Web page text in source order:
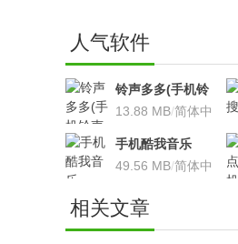
人气软件
铃声多多(手机铃
声软件)v8.7.66 安
13.88 MB/简体中
手机酷我音乐
V9.2.3.5 安卓版
49.56 MB/简体中
相关文章